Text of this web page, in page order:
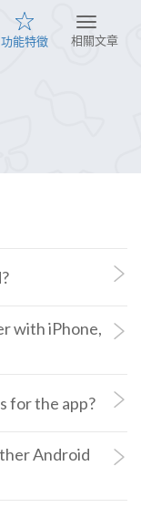
相關文章
功能特徵
with iPhone,
for the app?
Android